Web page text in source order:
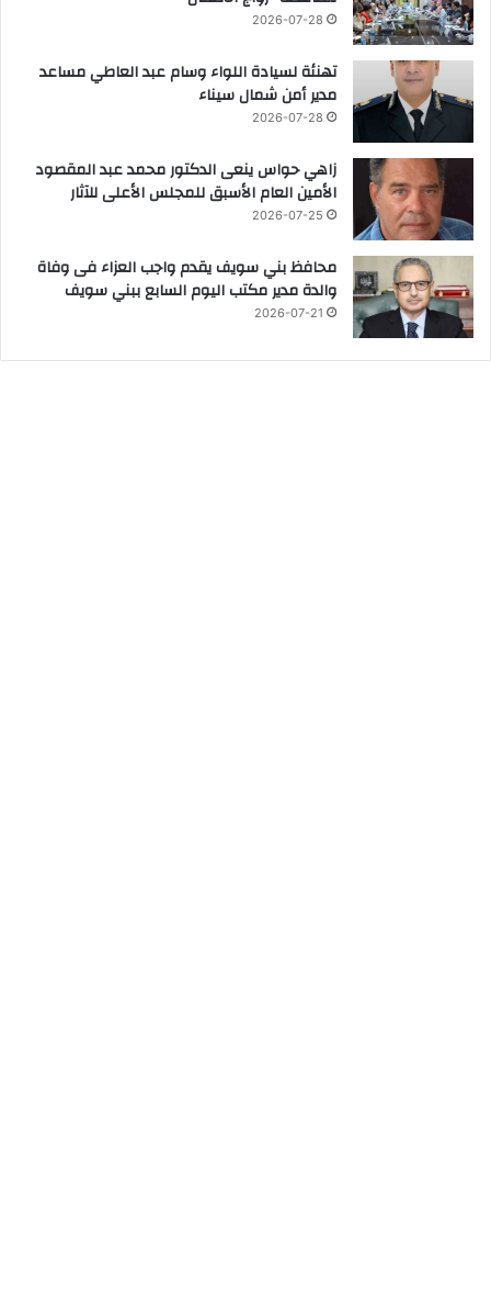
2026-07-28
تهنئة لسيادة اللواء وسام عبد العاطي مساعد
مدير أمن شمال سيناء
2026-07-28
زاهي حواس ينعى الدكتور محمد عبد المقصود
الأمين العام الأسبق للمجلس الأعلى للآثار
2026-07-25
محافظ بني سويف يقدم واجب العزاء فى وفاة
والدة مدير مكتب اليوم السابع ببني سويف
2026-07-21